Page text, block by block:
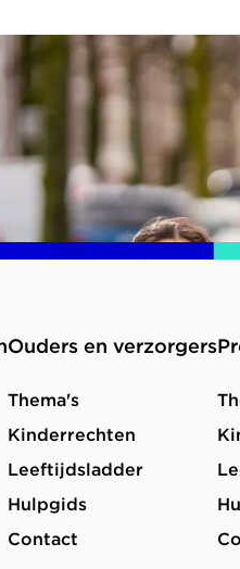
Ouders en verzorgers
Thema's
Kinderrechten
Leeftijdsladder
Hulpgids
Contact